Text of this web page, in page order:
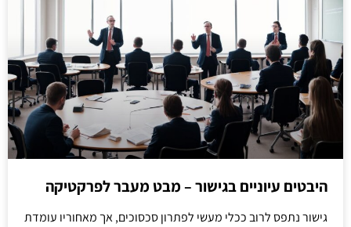
היבטים עיוניים בגישור – מבט מעבר לפרקטיקה
גישור נתפס לרוב ככלי מעשי לפתרון סכסוכים, אך מאחוריו עומדת